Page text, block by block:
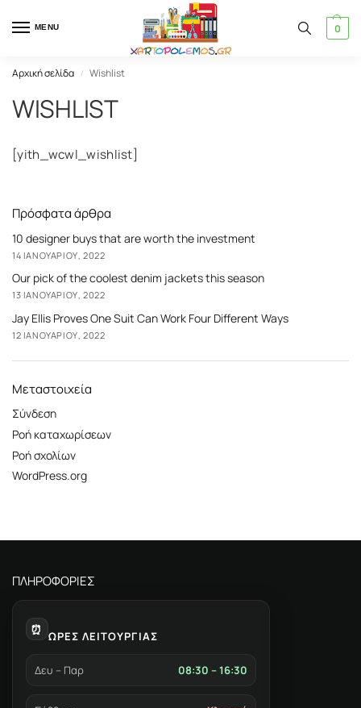
MENU 0
Αρχική σελίδα / Wishlist
WISHLIST
[yith_wcwl_wishlist]
Πρόσφατα άρθρα
10 designer buys that are worth the investment
14 ΙΑΝΟΥΑΡΊΟΥ, 2022
Our pick of the coolest denim jackets this season
13 ΙΑΝΟΥΑΡΊΟΥ, 2022
Jay Ellis Proves One Suit Can Work Four Different Ways
12 ΙΑΝΟΥΑΡΊΟΥ, 2022
Μεταστοιχεία
Σύνδεση
Ροή καταχωρίσεων
Ροή σχολίων
WordPress.org
ΠΛΗΡΟΦΟΡΙΕΣ
⏰ ΩΡΕΣ ΛΕΙΤΟΥΡΓΙΑΣ
Δευ – Παρ 08:30 – 16:30